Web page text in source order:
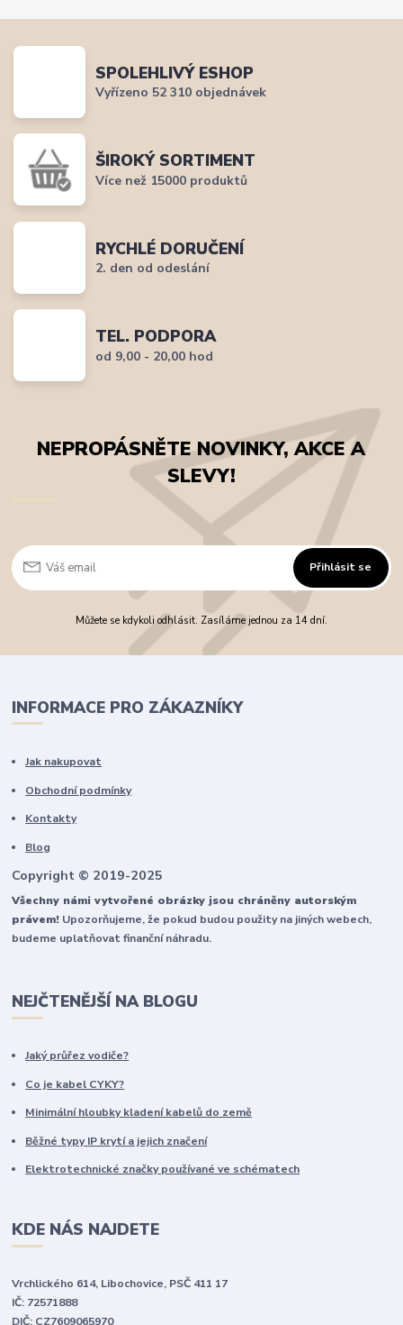
SPOLEHLIVÝ ESHOP
Vyřízeno 52 310 objednávek
ŠIROKÝ SORTIMENT
Více než 15000 produktů
RYCHLÉ DORUČENÍ
2. den od odeslání
TEL. PODPORA
od 9,00 - 20,00 hod
NEPROPÁSNĚTE NOVINKY, AKCE A
SLEVY!
Přihlásit se
Můžete se kdykoli odhlásit. Zasíláme jednou za 14 dní.
INFORMACE PRO ZÁKAZNÍKY
Jak nakupovat
Obchodní podmínky
Kontakty
Blog
Copyright © 2019-2025
Všechny námi vytvořené obrázky jsou chráněny autorským
právem! Upozorňujeme, že pokud budou použity na jiných webech,
budeme uplatňovat finanční náhradu.
NEJČTENĚJŠÍ NA BLOGU
Jaký průřez vodiče?
Co je kabel CYKY?
Minimální hloubky kladení kabelů do země
Běžné typy IP krytí a jejich značení
Elektrotechnické značky používané ve schématech
KDE NÁS NAJDETE
Vrchlického 614, Libochovice, PSČ 411 17
IČ: 72571888
DIČ: CZ7609065970